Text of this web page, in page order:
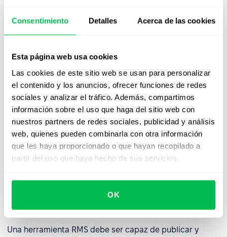
Consentimiento Detalles Acerca de las cookies
Esta página web usa cookies
Las cookies de este sitio web se usan para personalizar
el contenido y los anuncios, ofrecer funciones de redes
sociales y analizar el tráfico. Además, compartimos
información sobre el uso que haga del sitio web con
nuestros partners de redes sociales, publicidad y análisis
web, quienes pueden combinarla con otra información
que les haya proporcionado o que hayan recopilado a
partir del uso que haya hecho de sus servicios.
OK
¿Qué debe incluir un RMS?
candidatos)
Las empresas suelen utilizar unaherramienta ATSen
lugar de un sistema RMS, pero para maximizar el
potencial de la primera, conviene incluirla con el
segundo. Cualquier sistema incluido como parte de un
conjunto de herramientas RMS debe ser capaz de
procesar información que incluya currículos, contactos,
2. Integración con portales de empleo
Una herramienta RMS debe ser capaz de publicar y